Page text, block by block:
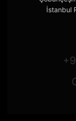
İstanbul